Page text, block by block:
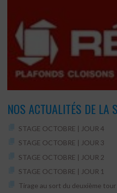
NOS ACTUALITÉS DE LA
STAGE OCTOBRE | JOUR 4
STAGE OCTOBRE | JOUR 3
STAGE OCTOBRE | JOUR 2
STAGE OCTOBRE | JOUR 1
Tirage au sort du deuxième